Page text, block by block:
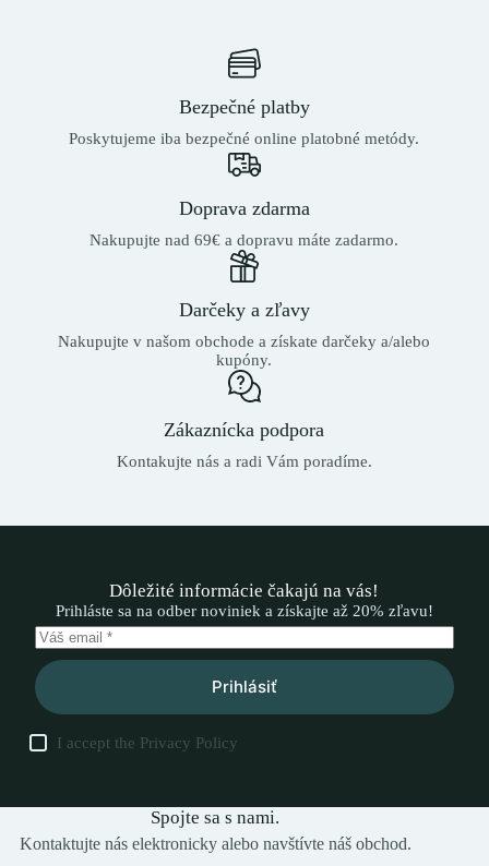
Bezpečné platby
Poskytujeme iba bezpečné online platobné metódy.
Doprava zdarma
Nakupujte nad 69€ a dopravu máte zadarmo.
Darčeky a zľavy
Nakupujte v našom obchode a získate darčeky a/alebo
kupóny.
Zákaznícka podpora
Kontakujte nás a radi Vám poradíme.
Dôležité informácie čakajú na vás!
Prihláste sa na odber noviniek a získajte až 20% zľavu!
Prihlásiť
I accept the Privacy Policy
Spojte sa s nami.
Kontaktujte nás elektronicky alebo navštívte náš obchod.